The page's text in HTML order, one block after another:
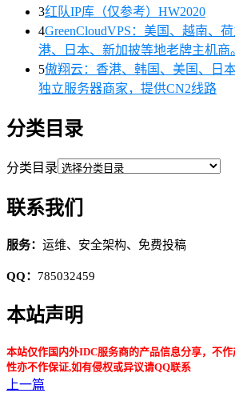
3红队IP库（仅参考）HW2020
4GreenCloudVPS：美国、越南、
港、日本、新加披等地老牌主机商
5傲翔云：香港、韩国、美国、日
独立服务器商家，提供CN2线路
分类目录
分类目录
联系我们
服务： 运维、安全架构、免费投稿
QQ： 785032459
本站声明
本站仅作国内外IDC服务商的产品信息分享，不
性亦不作保证,如有侵权或异议请QQ联系
上一篇